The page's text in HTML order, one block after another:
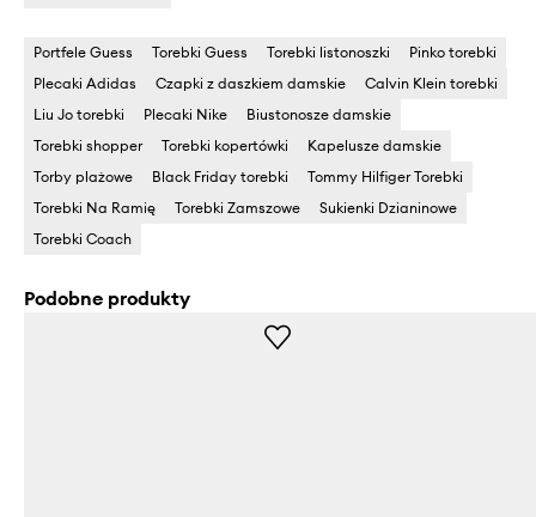
Portfele Guess Torebki Guess Torebki listonoszki
Pinko torebki
Plecaki Adidas
Czapki z daszkiem damskie
Calvin Klein torebki
Liu Jo torebki
Plecaki Nike
Biustonosze damskie
Torebki shopper
Torebki kopertówki
Kapelusze damskie
Torby plażowe
Black Friday torebki
Tommy Hilfiger Torebki
Torebki Na Ramię
Torebki Zamszowe
Sukienki Dzianinowe
Torebki Coach
Podobne produkty